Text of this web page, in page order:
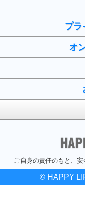
プラ
オ
ご自身の責任のもと、安
© HAPPY